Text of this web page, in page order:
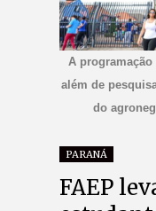
A programação
além de
do
PARANÁ
FAEP